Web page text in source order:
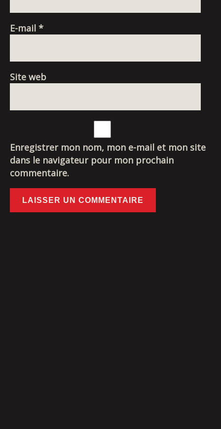
E-mail *
Site web
Enregistrer mon nom, mon e-mail et mon site
dans le navigateur pour mon prochain
commentaire.